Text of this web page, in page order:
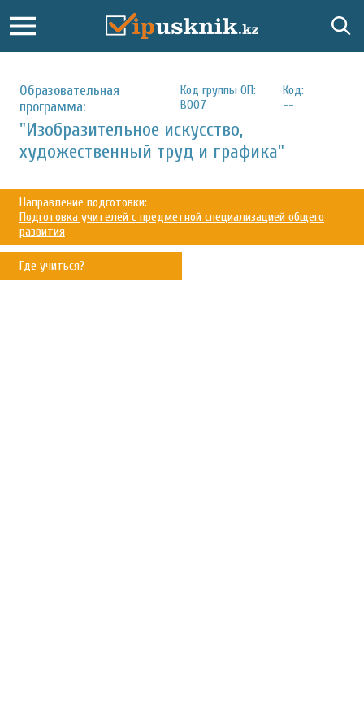
Образовательная
программа:
Код группы ОП:
В007
Код:
--
"Изобразительное искусство,
художественный труд и графика"
Направление подготовки:
Подготовка учителей с предметной специализацией общего
развития
Где учиться?